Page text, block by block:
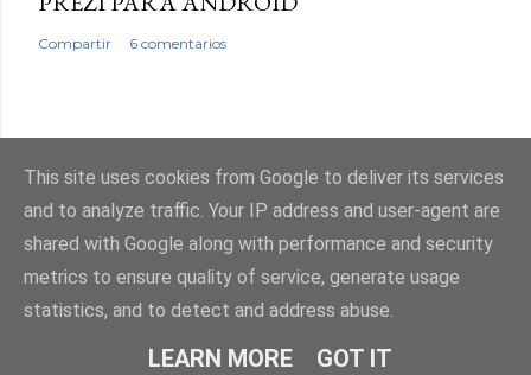
Compartir 6 comentarios
Con la tecnología de Blogger
This site uses cookies from Google to deliver its services
and to analyze traffic. Your IP address and user-agent are
shared with Google along with performance and security
metrics to ensure quality of service, generate usage
statistics, and to detect and address abuse.
LEARN MORE GOT IT